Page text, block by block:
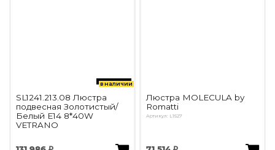
в наличии
SL1241.213.08 Люстра
подвесная Золотистый/
Белый E14 8*40W
VETRANO
Люстра MOLECULA by
Romatti
Артикул: L1527